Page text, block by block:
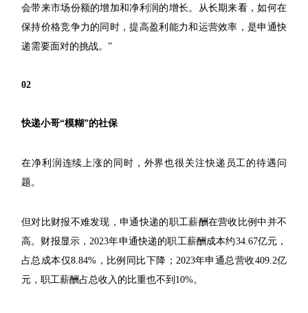
会带来市场份额的增加和净利润的增长。从长期来看，如何在
保持价格竞争力的同时，提高盈利能力和运营效率，是申通快
递需要面对的挑战。”
02
快递小哥“模糊”的社保
在净利润连续上涨的同时，外界也很关注快递员工的待遇问
题。
但对比财报不难发现，申通快递的职工薪酬在营收比例中并不
高。财报显示，2023年申通快递的职工薪酬成本约34.67亿元，
占总成本仅8.84%，比例同比下降；2023年申通总营收409.2亿
元，职工薪酬占总收入的比重也不到10%。